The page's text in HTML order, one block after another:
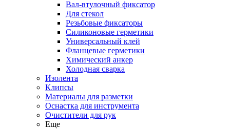
Вал-втулочный фиксатор
Для стекол
Резьбовые фиксаторы
Силиконовые герметики
Универсальный клей
Фланцевые герметики
Химический анкер
Холодная сварка
Изолента
Клипсы
Материалы для разметки
Оснастка для инструмента
Очистители для рук
Еще